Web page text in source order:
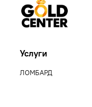
Услуги
ЛОМБАРД